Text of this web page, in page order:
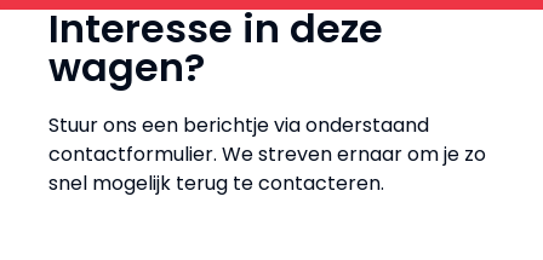
Interesse in deze
wagen?
Stuur ons een berichtje via onderstaand
contactformulier. We streven ernaar om je zo
snel mogelijk terug te contacteren.